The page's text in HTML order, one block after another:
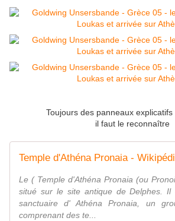
Toujours des panneaux
il faut le reconnaître
Temple d'Athéna Pronaia -
Le ( Temple d'Athéna Pronaia (ou
situé sur le site antique de Delphes. Il
sanctuaire d' Athéna Pronaia, un
comprenant des te...